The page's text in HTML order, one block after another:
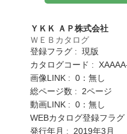
ＹＫＫ ＡＰ株式会社
ＷＥＢカタログ
登録フラグ : 現版
カタログコード :
画像LINK : 0：無し
総ページ数 : 2ページ
動画LINK : 0：無し
WEBカタログ登録フラ
発行年月 : 2019年3月